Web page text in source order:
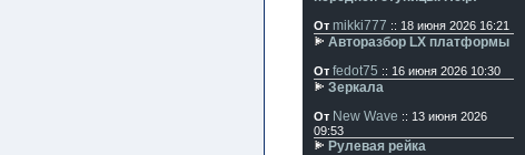
От mikki777 :: 18 июня 2026 16:21
Авторазбор LX платформы
От fedot75 :: 16 июня 2026 10:30
Зеркала
От New Wave :: 13 июня 2026
09:53
Рулевая рейка